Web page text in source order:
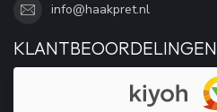
info@haakpret.nl
KLANTBEOORDELINGEN